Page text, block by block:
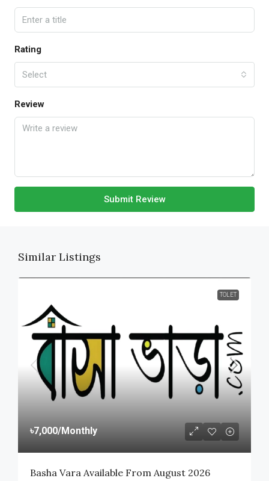
Rating
Select
Review
Submit Review
Similar Listings
TOLET
৳7,000/Monthly
Basha Vara Available From August 2026